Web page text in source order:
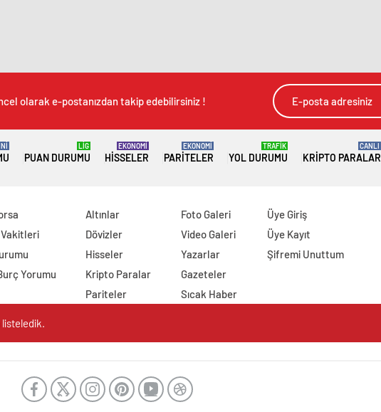
olarak e-postanızdan takip edebilirsiniz !
PUAN DURUMU
LİG
HISSELER
EKONOMİ
PARITELER
EKONOMİ
YOL DURUMU
TRAFİK
KRIPTO PARALAR
CANLI
Yorumu
Altınlar
Dövizler
Hisseler
Kripto Paralar
Pariteler
Foto Galeri
Video Galeri
Yazarlar
Gazeteler
Sıcak Haber
Üye Giriş
Üye Kayıt
Şifremi Unuttum
listeledik.